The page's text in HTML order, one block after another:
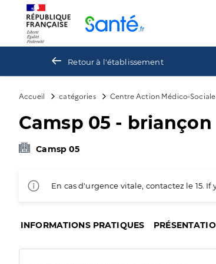
Retour à l'établissement
Accueil catégories Centre Action Médico-Sociale
Camsp 05 - briançon
Camsp 05
En cas d'urgence vitale, contactez le 15.
INFORMATIONS PRATIQUES
Panneau de gestion des cookies